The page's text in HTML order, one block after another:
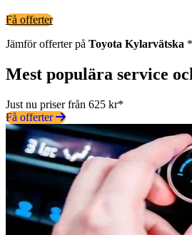
Få offerter
Jämför offerter på Toyota Kylarvätska *
Mest populära service
Just nu priser från 625 kr*
Få offerter